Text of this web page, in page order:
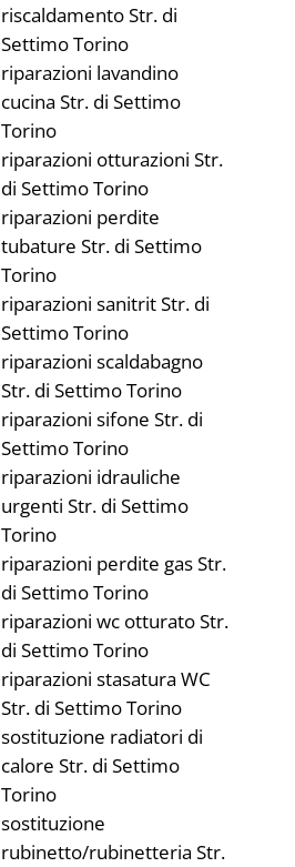
riscaldamento Str. di
Settimo Torino
riparazioni lavandino
cucina Str. di Settimo
Torino
riparazioni otturazioni Str.
di Settimo Torino
riparazioni perdite
tubature Str. di Settimo
Torino
riparazioni sanitrit Str. di
Settimo Torino
riparazioni scaldabagno
Str. di Settimo Torino
riparazioni sifone Str. di
Settimo Torino
riparazioni idrauliche
urgenti Str. di Settimo
Torino
riparazioni perdite gas Str.
di Settimo Torino
riparazioni wc otturato Str.
di Settimo Torino
riparazioni stasatura WC
Str. di Settimo Torino
sostituzione radiatori di
calore Str. di Settimo
Torino
sostituzione
rubinetto/rubinetteria Str.